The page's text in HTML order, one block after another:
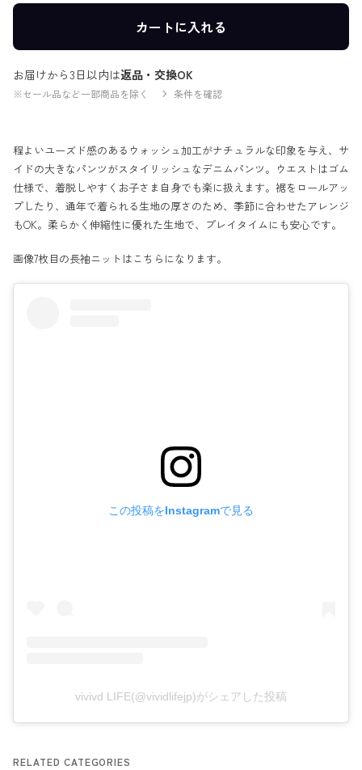
カートに入れる
お届けから3日以内は返品・交換OK
※セール品など一部商品を除く 条件を確認
程よいユーズド感のあるウォッシュ加工がナチュラルな印象を与え、サ
イドの大きなパンツがスタイリッシュなデニムパンツ。ウエストはゴム
仕様で、着脱しやすくお子さま自身でも楽に扱えます。裾をロールアッ
プしたり、通年で着られる生地の厚さのため、季節に合わせたアレンジ
もOK。柔らかく伸縮性に優れた生地で、プレイタイムにも安心です。
画像7枚目の長袖ニットはこちら になります。
この投稿をInstagramで見る
vivivd LIFE(@vividlifejp)がシェアした投稿
RELATED CATEGORIES